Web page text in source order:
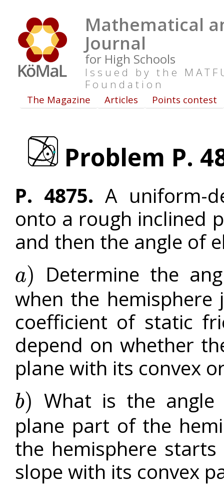
Mathematical
Journal
for High Schools
Issued by the
Foundation
The Magazine Articles Points contest
Problem P.
P. 4875. A uniform-
onto a rough inclined
and then the angle of
a)
a)
Determine the
when the
coefficient of static
depend on whether
plane with its convex
b)
b)
What is the
plane part of the
the hemisphere
slope with its convex